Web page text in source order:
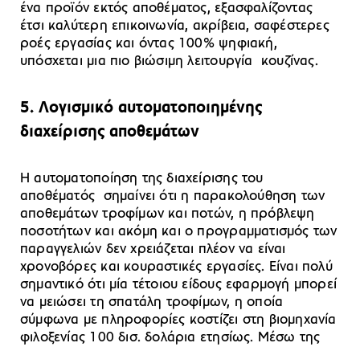
ένα προϊόν εκτός αποθέματος, εξασφαλίζοντας
έτσι καλύτερη επικοινωνία, ακρίβεια, σαφέστερες
ροές εργασίας και όντας 100% ψηφιακή,
υπόσχεται μια πιο βιώσιμη λειτουργία κουζίνας.
5. Λογισμικό αυτοματοποιημένης
διαχείρισης αποθεμάτων
Η αυτοματοποίηση της διαχείρισης του
αποθέματός σημαίνει ότι η παρακολούθηση των
αποθεμάτων τροφίμων και ποτών, η πρόβλεψη
ποσοτήτων και ακόμη και ο προγραμματισμός των
παραγγελιών δεν χρειάζεται πλέον να είναι
χρονοβόρες και κουραστικές εργασίες. Είναι πολύ
σημαντικό ότι μία τέτοιου είδους εφαρμογή μπορεί
να μειώσει τη σπατάλη τροφίμων, η οποία
σύμφωνα με πληροφορίες κοστίζει στη βιομηχανία
φιλοξενίας 100 δισ. δολάρια ετησίως. Μέσω της